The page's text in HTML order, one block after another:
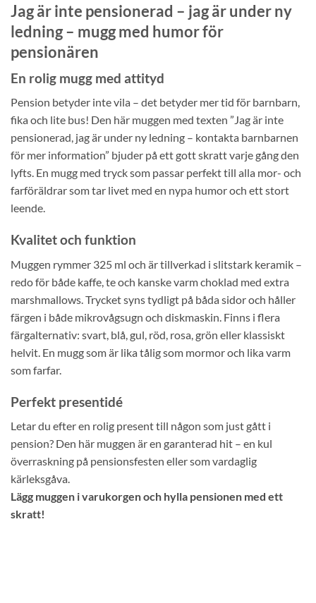
Jag är inte pensionerad – jag är under ny
ledning – mugg med humor för
pensionären
En rolig mugg med attityd
Pension betyder inte vila – det betyder mer tid för barnbarn,
fika och lite bus! Den här muggen med texten ”Jag är inte
pensionerad, jag är under ny ledning – kontakta barnbarnen
för mer information” bjuder på ett gott skratt varje gång den
lyfts. En mugg med tryck som passar perfekt till alla mor- och
farföräldrar som tar livet med en nypa humor och ett stort
leende.
Kvalitet och funktion
Muggen rymmer 325 ml och är tillverkad i slitstark keramik –
redo för både kaffe, te och kanske varm choklad med extra
marshmallows. Trycket syns tydligt på båda sidor och håller
färgen i både mikrovågsugn och diskmaskin. Finns i flera
färgalternativ: svart, blå, gul, röd, rosa, grön eller klassiskt
helvit. En mugg som är lika tålig som mormor och lika varm
som farfar.
Perfekt presentidé
Letar du efter en rolig present till någon som just gått i
pension? Den här muggen är en garanterad hit – en kul
överraskning på pensionsfesten eller som vardaglig
kärleksgåva.
Lägg muggen i varukorgen och hylla pensionen med ett
skratt!